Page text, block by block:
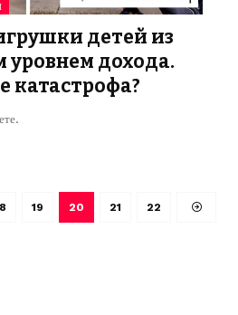
детей из
уровнем дохода.
катастрофа?
19 20 21 22